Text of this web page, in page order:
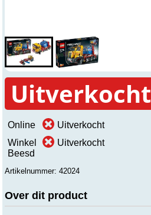
Uitverkocht
Online
Uitverkocht
Winkel
Beesd
Uitverkocht
Artikelnummer: 42024
Over dit product